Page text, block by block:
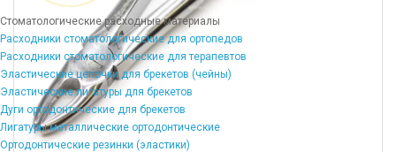
Стоматологические расходные материалы
Расходники стоматологические для ортопедов
Расходники стоматологические для терапевтов
Эластические цепочки для брекетов (чейны)
Эластические лигатуры для брекетов
Дуги ортодонтические для брекетов
Лигатуры металлические ортодонтические
Ортодонтические резинки (эластики)